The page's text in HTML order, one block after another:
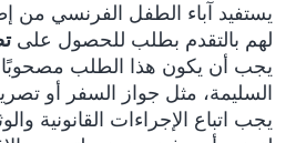
يستفيد آباء الطفل الفرنسي من
لهم بالتقدم بطلب للحصول على
يجب أن يكون هذا الطلب مصحوبًا
السليمة، مثل جواز السفر أو
يجب اتباع الإجراءات القانونية